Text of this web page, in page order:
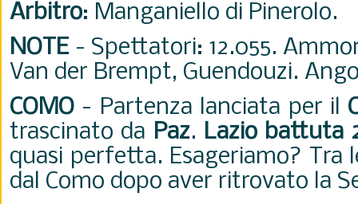
Arbitro: Manganiello di Pinerolo.
NOTE - Spettatori: 12.055.
Van der Brempt, Guendouzi.
COMO - Partenza lanciata per il
trascinato da Paz. Lazio battuta
quasi perfetta. Esageriamo? Tra
dal Como dopo aver ritrovato la